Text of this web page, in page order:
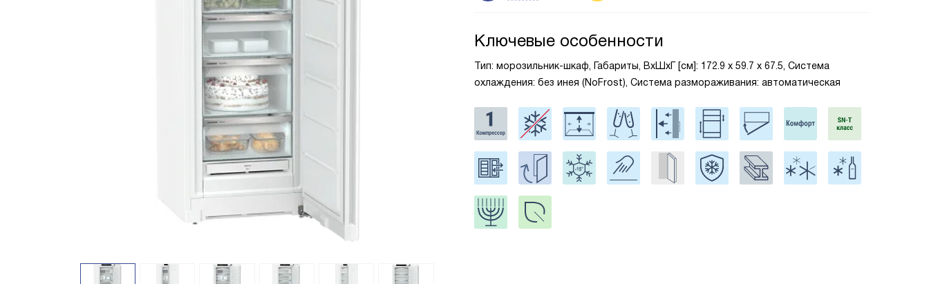
Ключевые особенности
Тип: морозильник-шкаф, Габариты, ВxШxГ [см]: 172.9 х 59.7 х 67.5, Система
охлаждения: без инея (NoFrost), Система размораживания: автоматическая